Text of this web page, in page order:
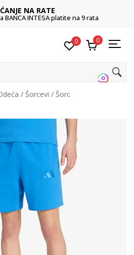
NA RATE
INTESA platite na 9 rata
0 0
Šorcevi
Šorc